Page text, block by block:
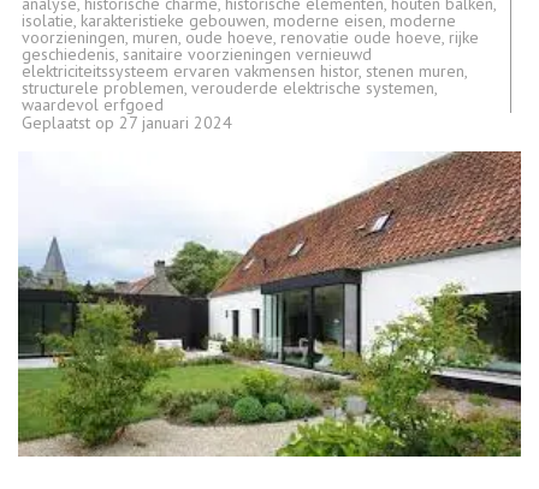
isolatie, karakteristieke gebouwen, moderne eisen, moderne
voorzieningen, muren, oude hoeve, renovatie oude hoeve, rijke
geschiedenis, sanitaire voorzieningen vernieuwd
elektriciteitssysteem ervaren vakmensen histor, stenen muren,
structurele problemen, verouderde elektrische systemen,
waardevol erfgoed
Geplaatst op 27 januari 2024